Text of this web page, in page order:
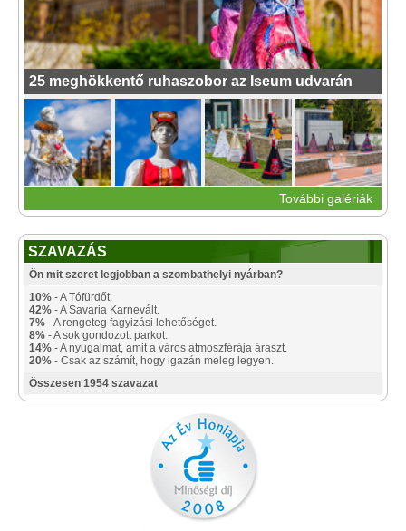
25 meghökkentő ruhaszobor az Iseum udvarán
További galériák
SZAVAZÁS
Ön mit szeret legjobban a szombathelyi nyárban?
10% - A Tófürdőt.
42% - A Savaria Karnevált.
7% - A rengeteg fagyizási lehetőséget.
8% - A sok gondozott parkot.
14% - A nyugalmat, amit a város atmoszférája áraszt.
20% - Csak az számít, hogy igazán meleg legyen.
Összesen 1954 szavazat